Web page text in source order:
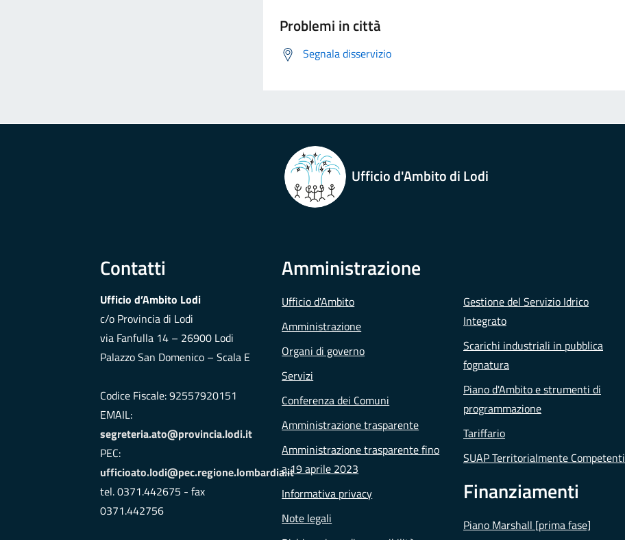
Problemi in città
Segnala disservizio
Ufficio d'Ambito di Lodi
Contatti
Ufficio d’Ambito Lodi
c/o Provincia di Lodi
via Fanfulla 14 – 26900 Lodi
Palazzo San Domenico – Scala E
Codice Fiscale: 92557920151
EMAIL:
segreteria.ato@provincia.lodi.it
PEC:
ufficioato.lodi@pec.regione.lombardia.it
tel. 0371.442675 - fax
0371.442756
Amministrazione
Ufficio d'Ambito
Amministrazione
Organi di governo
Servizi
Conferenza dei Comuni
Amministrazione trasparente
Amministrazione trasparente fino
a 19 aprile 2023
Informativa privacy
Note legali
Gestione del Servizio Idrico
Integrato
Scarichi industriali in pubblica
fognatura
Piano d'Ambito e strumenti di
programmazione
Tariffario
SUAP Territorialmente Competenti
Finanziamenti
Piano Marshall [prima fase]